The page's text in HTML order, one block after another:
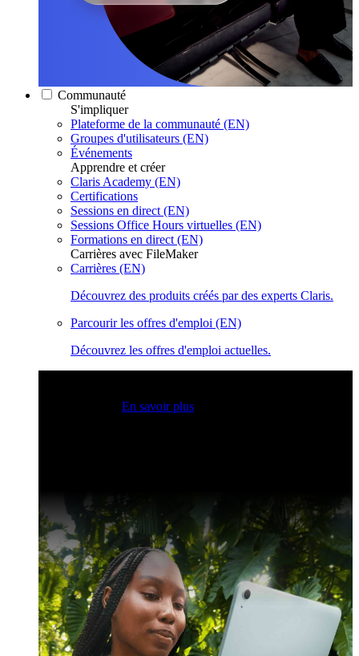
Communauté
S'impliquer
Plateforme de la communauté (EN)
Groupes d'utilisateurs (EN)
Événements
Apprendre et créer
Claris Academy (EN)
Certifications
Sessions en direct (EN)
Sessions Office Hours virtuelles (EN)
Formations en direct (EN)
Carrières avec FileMaker
Carrières (EN)
Découvrez des produits créés par des experts Claris.
Parcourir les offres d'emploi (EN)
Découvrez les offres d'emploi actuelles.
En savoir plus